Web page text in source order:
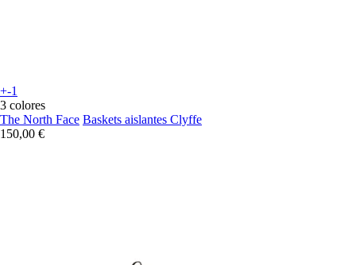
+-1
3 colores
The North Face Baskets aislantes Clyffe
150,00 €